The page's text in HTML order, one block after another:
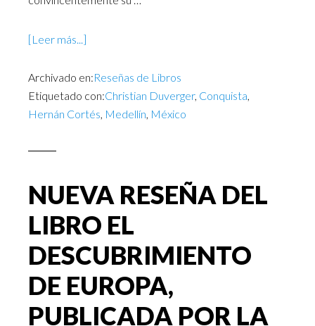
[Leer más...]
Archivado en:Reseñas de Libros
Etiquetado con:Christian Duverger, Conquista,
Hernán Cortés, Medellín, México
NUEVA RESEÑA DEL
LIBRO EL
DESCUBRIMIENTO
DE EUROPA,
PUBLICADA POR LA